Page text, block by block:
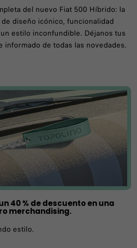
del nuevo Fiat 500 Híbrido: la
diseño icónico, funcionalidad
estilo inconfundible. Déjanos tus
informado de todas las novedades.
40 % de descuento en una
merchandising.
estilo.